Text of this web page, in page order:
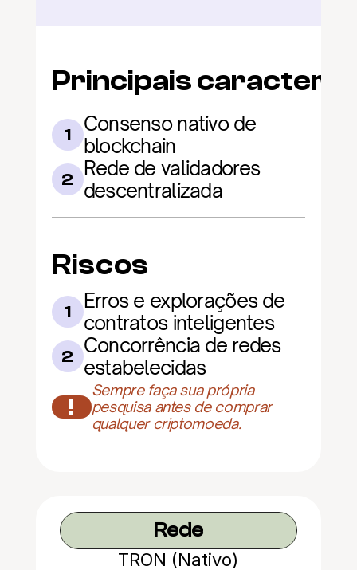
Principais
1
Consenso nativo de
blockchain
2 Rede de validadores
descentralizada
Riscos
1
Erros e explorações de
contratos inteligentes
2 Concorrência de redes
estabelecidas
!
Sempre faça sua própria
pesquisa antes de comprar
qualquer criptomoeda.
Rede
TRON (Nativo)